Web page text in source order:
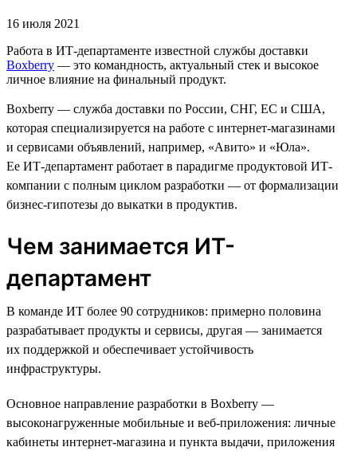
16 июля 2021
Работа в ИТ-департаменте известной службы доставки
Boxberry — это командность, актуальный стек и высокое
личное влияние на финальный продукт.
Boxberry — служба доставки по России, СНГ, ЕС и США,
которая специализируется на работе с интернет-магазинами
и сервисами объявлений, например, «Авито» и «Юла».
Ее ИТ-департамент работает в парадигме продуктовой ИТ-
компании с полным циклом разработки — от формализации
бизнес-гипотезы до выкатки в продуктив.
Чем занимается ИТ-
департамент
В команде ИТ более 90 сотрудников: примерно половина
разрабатывает продукты и сервисы, другая — занимается
их поддержкой и обеспечивает устойчивость
инфраструктуры.
Основное направление разработки в Boxberry —
высоконагруженные мобильные и веб-приложения: личные
кабинеты интернет-магазина и пункта выдачи, приложения